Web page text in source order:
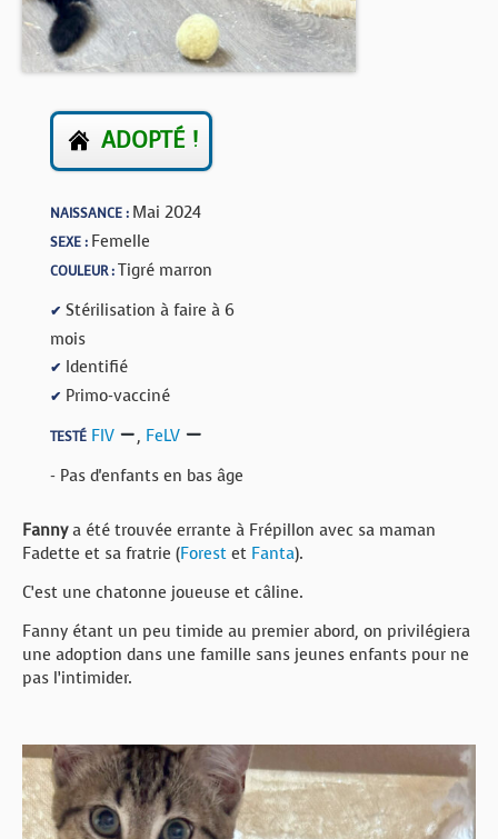
ADOPTÉ !
NAISSANCE : Mai 2024
SEXE : Femelle
COULEUR :Tigré marron
✔ Stérilisation à faire à 6
mois
✔ Identifié
✔ Primo-vacciné
TESTÉ FIV , FeLV
- Pas d'enfants en bas âge
Fannya été trouvée errante à Frépillon avec sa maman
Fadette et sa fratrie (Forest et Fanta).
C’est une chatonne joueuse et câline.
Fanny étant un peu timide au premier abord, on privilégiera
une adoption dans une famille sans jeunes enfants pour ne
pas l’intimider.